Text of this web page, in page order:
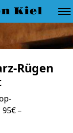
Kiel
Rügen
–